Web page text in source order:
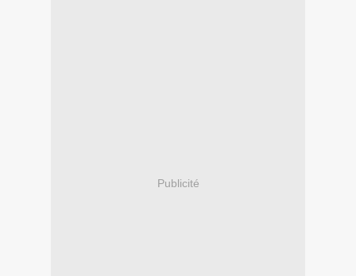
Publicité